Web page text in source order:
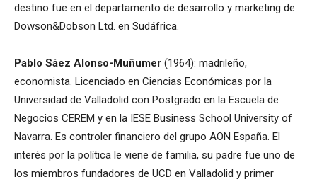
destino fue en el departamento de desarrollo y marketing de
Dowson&Dobson Ltd. en Sudáfrica.
Pablo Sáez Alonso-Muñumer (1964): madrileño,
economista. Licenciado en Ciencias Económicas por la
Universidad de Valladolid con Postgrado en la Escuela de
Negocios CEREM y en la IESE Business School University of
Navarra. Es controler financiero del grupo AON España. El
interés por la política le viene de familia, su padre fue uno de
los miembros fundadores de UCD en Valladolid y primer